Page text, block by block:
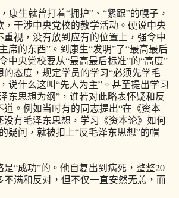
生就曾打着“拥护”、“紧跟”的幌子，
干涉中央党校的教学活动。硬说中央
重视，没有放到应有的位置上，强令中
席的东西”。到康生“发明”了“最高最后
中央党校要从“最高最后标准”的“高度”
态度，规定学员的学习“必须先学毛
说什么这叫“先人为主”。甚至提出学习
东思想为纲”，谁若对此略表怀疑和反
。例如当时有的同志提出“在《资本
没有毛泽东思想，学习《资本论》如何
疑问，就被扣上“反毛泽东思想”的帽
“成功”的。他自复出到病死，整整20
满和反对，但不仅一直安然无恙，而